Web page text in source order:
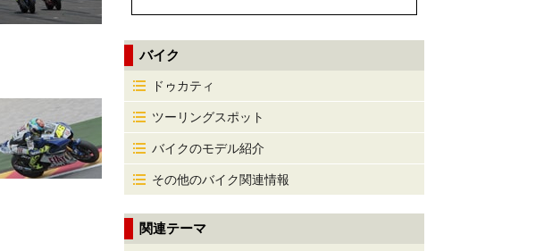
バイク
ドゥカティ
ツーリングスポット
バイクのモデル紹介
その他のバイク関連情報
関連テーマ